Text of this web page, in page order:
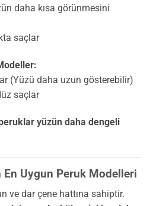
daha kısa görünmesini
saçlar
(Yüzü daha uzun gösterebilir)
saçlar
yüzün daha dengeli
Uygun Peruk Modelleri
ve dar çene hattına sahiptir.